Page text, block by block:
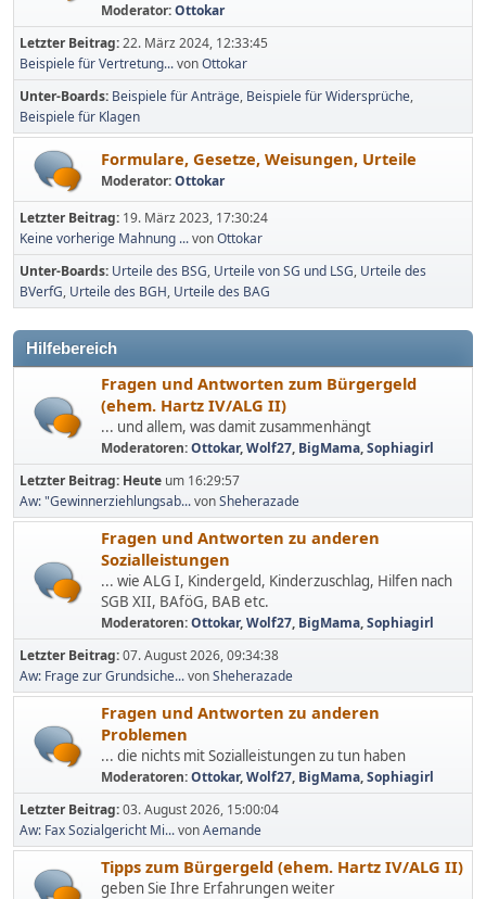
Moderator:Ottokar
Letzter Beitrag:22. März 2024, 12:33:45
Beispiele für Vertretung...vonOttokar
Unter-Boards Beispiele für Anträge Beispiele für Widersprüche
Beispiele für Klagen
Formulare, Gesetze, Weisungen, Urteile
Moderator:Ottokar
Letzter Beitrag: 19. März 2023, 17:30:24
Keine vorherige Mahnung ...vonOttokar
Unter-Boards Urteile des BSG Urteile von SG und LSG Urteile des
BVerfG Urteile des BGH Urteile des BAG
Hilfebereich
Fragen und Antworten zum Bürgergeld
(ehem. Hartz IV/ALG II)
... und allem, was damit zusammenhängt
Moderatoren:Ottokar,Wolf27, BigMama,Sophiagirl
Letzter Beitrag: Heute um 16:29:57
Aw: "Gewinnerziehlungsab...vonSheherazade
Fragen und Antworten zu anderen
Sozialleistungen
... wie ALG I, Kindergeld, Kinderzuschlag, Hilfen nach
SGB XII, BAföG, BAB etc.
Moderatoren:Ottokar,Wolf27, BigMama,Sophiagirl
Letzter Beitrag:07. August 2026, 09:34:38
Aw: Frage zur Grundsiche...vonSheherazade
Fragen und Antworten zu anderen
Problemen
... die nichts mit Sozialleistungen zu tun haben
Moderatoren:Ottokar,Wolf27, BigMama,Sophiagirl
Letzter Beitrag:03. August 2026, 15:00:04
Aw: Fax Sozialgericht Mi...vonAemande
Tipps zum Bürgergeld (ehem. Hartz IV/ALG II)
geben Sie Ihre Erfahrungen weiter